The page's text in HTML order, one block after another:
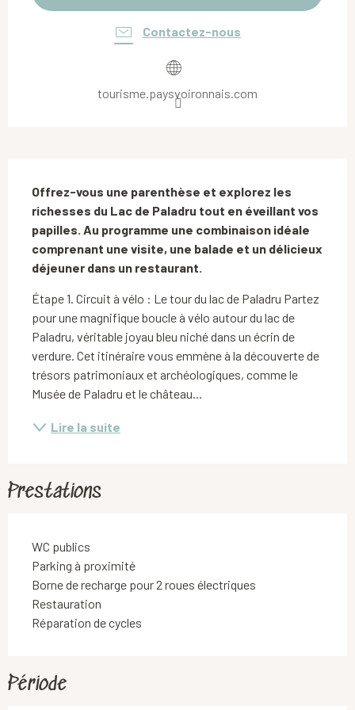
Contactez-nous
tourisme.paysvoironnais.com
Offrez-vous une parenthèse et explorez les
richesses du Lac de Paladru tout en éveillant vos
papilles. Au programme une combinaison idéale
comprenant une visite, une balade et un délicieux
déjeuner dans un restaurant.
Étape 1. Circuit à vélo : Le tour du lac de Paladru Partez
pour une magnifique boucle à vélo autour du lac de
Paladru, véritable joyau bleu niché dans un écrin de
verdure. Cet itinéraire vous emmène à la découverte de
trésors patrimoniaux et archéologiques, comme le
Musée de Paladru et le château...
Lire la suite
Prestations
WC publics
Parking à proximité
Borne de recharge pour 2 roues électriques
Restauration
Réparation de cycles
Période